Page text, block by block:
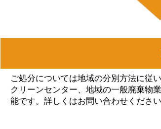
ご処分については地域の分別⽅法に従
クリーンセンター、地域の⼀般廃棄物
能です。詳しくはお問い合わせください